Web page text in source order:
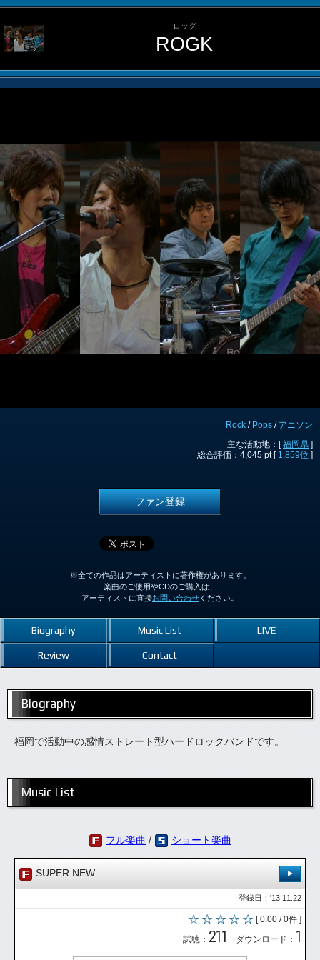
ロッグ
ROGK
Rock / Pops / アニソン
主な活動地：[福岡県 ]
総合評価：4,045 pt [ 1,859位 ]
ファン登録
※全ての作品はアーティストに著作権があります。
楽曲のご使用やCDのご購入は、
アーティストに直接お問い合わせ ください。
Biography Music List LIVE
Review Contact
Biography
福岡で活動中の感情ストレート型ハードロックバンドです。
Music List
フル楽曲 / ショート楽曲
SUPER NEW
登録日：'13.11.22
[ 0.00 / 0件 ]
試聴： 211 ダウンロード： 1